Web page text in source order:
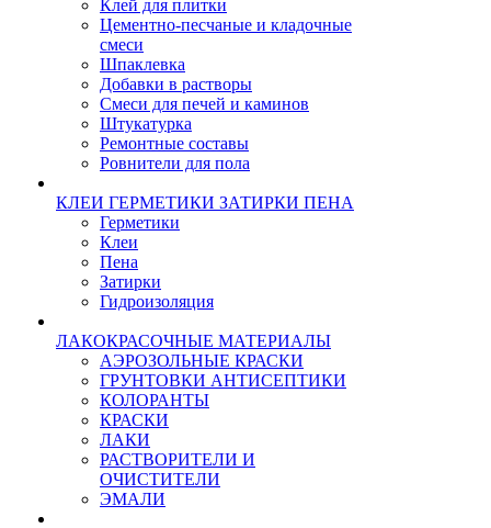
Клей для плитки
Цементно-песчаные и кладочные
смеси
Шпаклевка
Добавки в растворы
Смеси для печей и каминов
Штукатурка
Ремонтные составы
Ровнители для пола
КЛЕИ ГЕРМЕТИКИ ЗАТИРКИ ПЕНА
Герметики
Клеи
Пена
Затирки
Гидроизоляция
ЛАКОКРАСОЧНЫЕ МАТЕРИАЛЫ
АЭРОЗОЛЬНЫЕ КРАСКИ
ГРУНТОВКИ АНТИСЕПТИКИ
КОЛОРАНТЫ
КРАСКИ
ЛАКИ
РАСТВОРИТЕЛИ И
ОЧИСТИТЕЛИ
ЭМАЛИ